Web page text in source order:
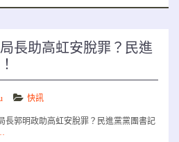
長助高虹安脫罪？民進
快訊
長郭明政助高虹安脫罪？民進黨黨團書記